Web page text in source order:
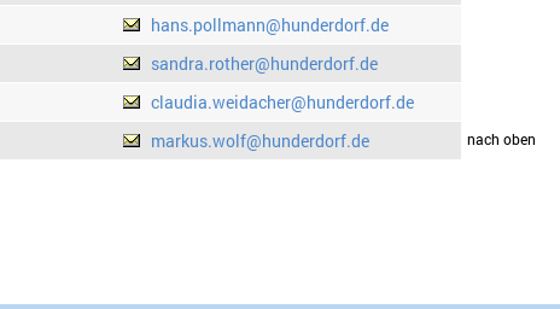
hans.pollmann@hunderdorf.de
sandra.rother@hunderdorf.de
claudia.weidacher@hunderdorf.de
markus.wolf@hunderdorf.dedrucken nach oben